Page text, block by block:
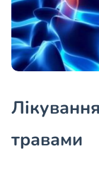
травами